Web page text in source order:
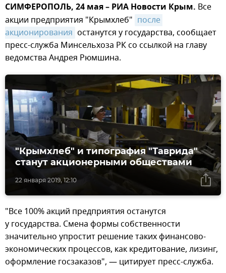
СИМФЕРОПОЛЬ, 24 мая – РИА Новости Крым. Все
акции предприятия "Крымхлеб" после
акционирования останутся у государства, сообщает
пресс-служба Минсельхоза РК со ссылкой на главу
ведомства Андрея Рюмшина.
22 января 2019, 12:10
"Крымхлеб" и типография "Таврида"
станут акционерными обществами
"Все 100% акций предприятия останутся
у государства. Смена формы собственности
значительно упростит решение таких финансово-
экономических процессов, как кредитование, лизинг,
оформление госзаказов", — цитирует пресс-служба.